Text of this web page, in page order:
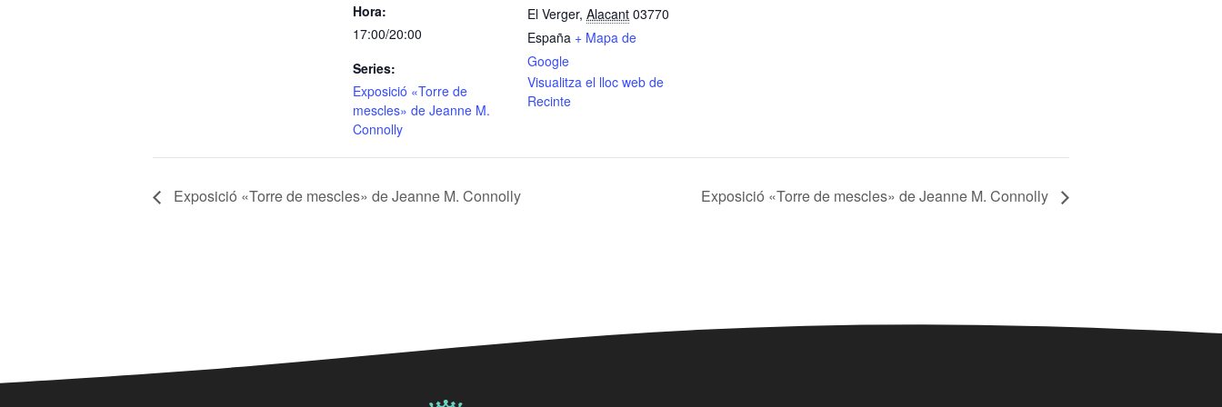
Hora:
17:00/20:00
Series:
Exposició «Torre de
mescles» de Jeanne M.
Connolly
El Verger, Alacant 03770
España + Mapa de
Google
Visualitza el lloc web de
Recinte
Exposició «Torre de mescles» de Jeanne M. Connolly Exposició «Torre de mescles» de Jeanne M. Connolly